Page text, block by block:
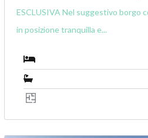
ESCLUSIVA Nel suggestivo borgo
in posizione tranquilla e...